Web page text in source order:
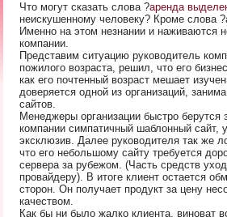
Что могут сказать слова ?аренда
неискушенному человеку? Кроме слова
Именно на этом незнании и наживаются
компании.
Представим ситуацию руководитель
пожилого возраста, решил, что его
как его почтенный возраст мешает
доверяется одной из организаций,
сайтов.
Менеджеры организации быстро берутся
компании симпатичный шаблонный сайт,
эксклюзив. Далее руководителя так же
что его небольшому сайту требуется
сервера за рубежом. (Часть средств
провайдеру). В итоге клиент остается
сторон. Он получает продукт за цену
качеством.
Как бы ни было жалко клиента, виноват